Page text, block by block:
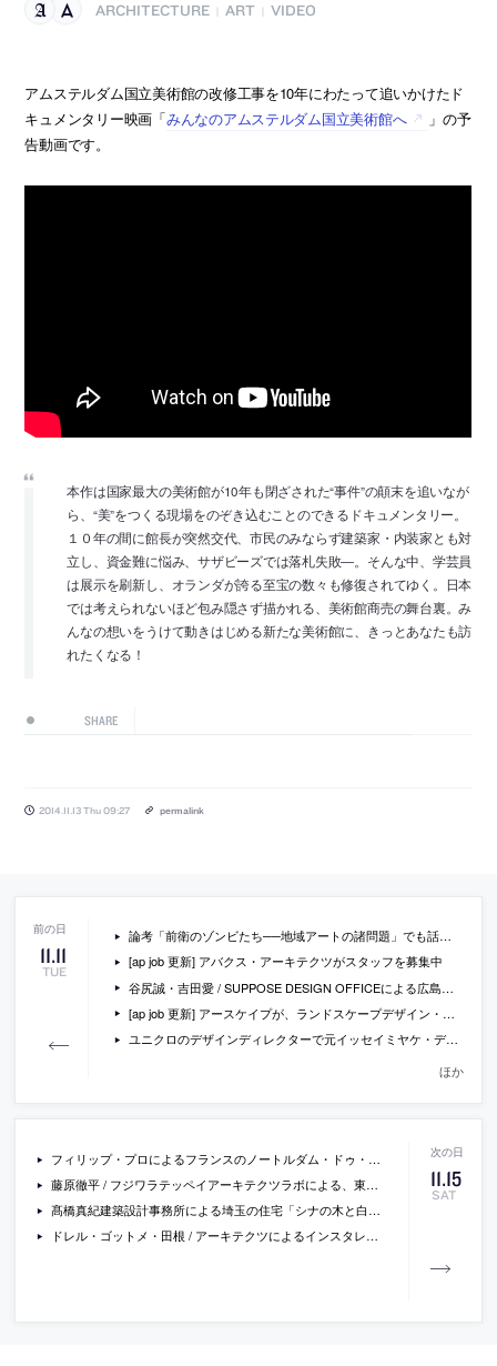
ARCHITECTURE ART VIDEO
アムステルダム国立美術館の改修工事を10年にわたって追いかけたド
キュメンタリー映画「みんなのアムステルダム国立美術館へ
」の予
告動画です。
本作は国家最大の美術館が10年も閉ざされた“事件”の顛末を追いなが
ら、“美”をつくる現場をのぞき込むことのできるドキュメンタリー。
１０年の間に館長が突然交代、市民のみならず建築家・内装家とも対
立し、資金難に悩み、サザビーズでは落札失敗―。そんな中、学芸員
は展示を刷新し、オランダが誇る至宝の数々も修復されてゆく。日本
では考えられないほど包み隠さず描かれる、美術館商売の舞台裏。み
んなの想いをうけて動きはじめる新たな美術館に、きっとあなたも訪
れたくなる！
SHARE
2014.11.13 Thu 09:27 permalink
11.11
TUE
論考「前衛のゾンビたち──地域アートの諸問題」でも話題の藤田直哉と、星野太の対談『まちづくりと「地域アート」──「関係性の美学」の日本的文脈』
[ap job 更新] アバクス・アーキテクツがスタッフを募集中
谷尻誠・吉田愛 / SUPPOSE DESIGN OFFICEによる広島の住宅「高宮の小屋」の写真
[ap job 更新] アースケイプが、ランドスケープデザイン・ランドアート等のデザイナーを募集中
ユニクロのデザインディレクターで元イッセイミヤケ・デザイナーの滝沢直己の書籍『1億人の服のデザイン』
ほか
11.15
SAT
フィリップ・プロによるフランスのノートルダム・ドゥ・ロレットに建つリング状の第一次世界大戦の戦没者慰霊施設「The ring of remembrance」の写真
藤原徹平 / フジワラテッペイアーキテクツラボによる、東京の築44年の住宅リノベーション「POLY-HOUSE」の写真
髙橋真紀建築設計事務所による埼玉の住宅「シナの木と白い家」
ドレル・ゴットメ・田根 / アーキテクツによるインスタレーション「LIGHT is TIME」の日本凱旋展の会場写真